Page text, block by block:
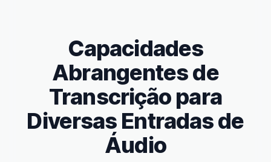
Capacidades
Abrangentes de
Transcrição para
Diversas Entradas de
Áudio